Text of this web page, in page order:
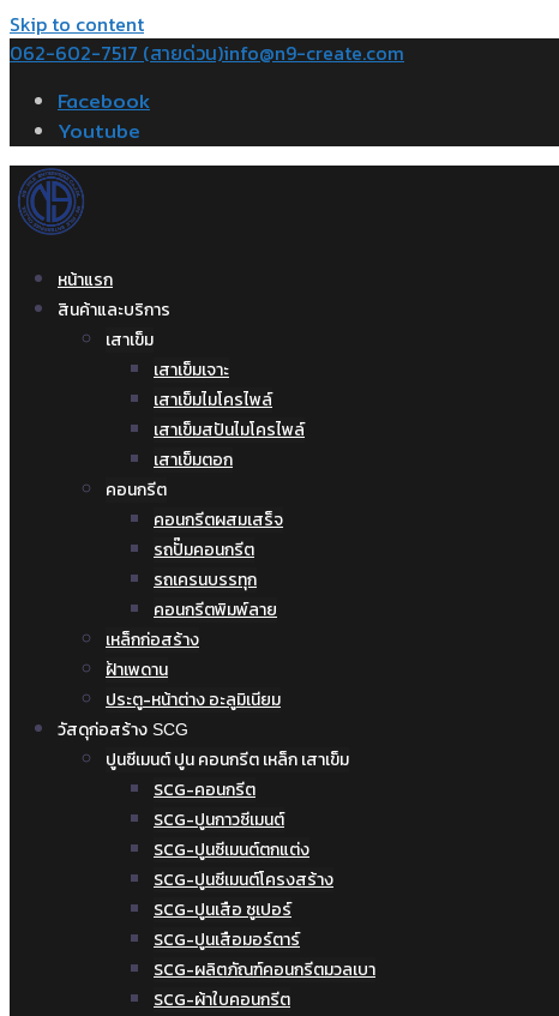
Skip to content
062-602-7517 (สายด่วน)info@n9-create.com
Facebook
Youtube
หน้าแรก
สินค้าและบริการ
เสาเข็ม
เสาเข็มเจาะ
เสาเข็มไมโครไพล์
เสาเข็มสปันไมโครไพล์
เสาเข็มตอก
คอนกรีต
คอนกรีตผสมเสร็จ
รถปั๊มคอนกรีต
รถเครนบรรทุก
คอนกรีตพิมพ์ลาย
เหล็กก่อสร้าง
ฝ้าเพดาน
ประตู-หน้าต่าง อะลูมิเนียม
วัสดุก่อสร้าง SCG
ปูนซีเมนต์ ปูน คอนกรีต เหล็ก เสาเข็ม
SCG-คอนกรีต
SCG-ปูนกาวซีเมนต์
SCG-ปูนซีเมนต์ตกแต่ง
SCG-ปูนซีเมนต์โครงสร้าง
SCG-ปูนเสือ ซูเปอร์
SCG-ปูนเสือมอร์ตาร์
SCG-ผลิตภัณฑ์คอนกรีตมวลเบา
SCG-ผ้าใบคอนกรีต